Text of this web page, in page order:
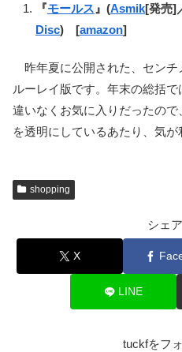
『モールス 』(Asmik[発売]
Disc) [amazon]
昨年夏に公開された、センチ
ルーレイ版です。年末の総括
違いなくお気に入りだったの
を透明にしているあたり、気が
shopping
シェ
X
LINE
tuckfをフ